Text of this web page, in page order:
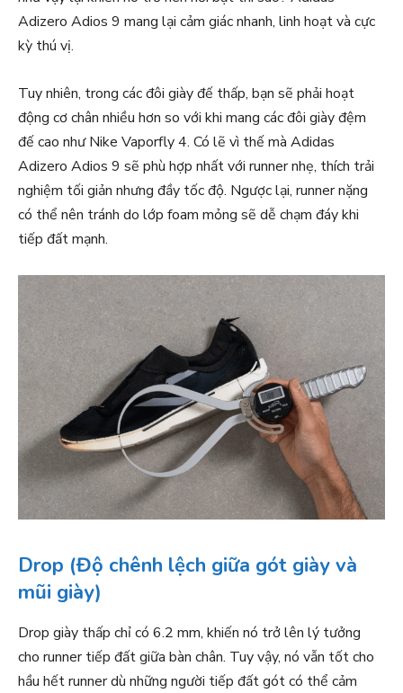
Adizero Adios 9 mang lại cảm giác nhanh, linh hoạt và cực
kỳ thú vị.
Tuy nhiên, trong các đôi giày đế thấp, bạn sẽ phải hoạt
động cơ chân nhiều hơn so với khi mang các đôi giày đệm
đế cao như Nike Vaporfly 4. Có lẽ vì thế mà Adidas
Adizero Adios 9 sẽ phù hợp nhất với runner nhẹ, thích trải
nghiệm tối giản nhưng đầy tốc độ. Ngược lại, runner nặng
có thể nên tránh do lớp foam mỏng sẽ dễ chạm đáy khi
tiếp đất mạnh.
Drop (Độ chênh lệch giữa gót giày và
mũi giày)
Drop giày thấp chỉ có 6.2 mm, khiến nó trở lên lý tưởng
cho runner tiếp đất giữa bàn chân. Tuy vậy, nó vẫn tốt cho
hầu hết runner dù những người tiếp đất gót có thể cảm